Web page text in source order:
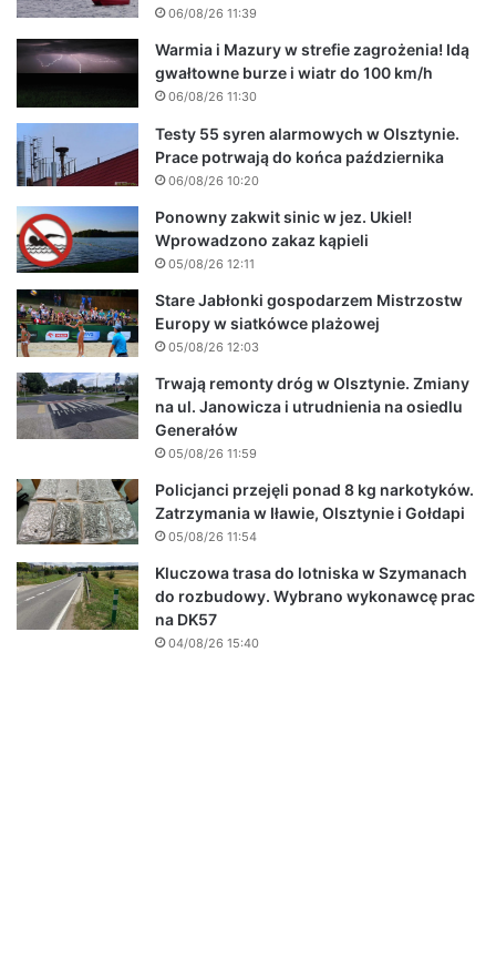
06/08/26 11:39
Warmia i Mazury w strefie zagrożenia! Idą
gwałtowne burze i wiatr do 100 km/h
06/08/26 11:30
Testy 55 syren alarmowych w Olsztynie.
Prace potrwają do końca października
06/08/26 10:20
Ponowny zakwit sinic w jez. Ukiel!
Wprowadzono zakaz kąpieli
05/08/26 12:11
Stare Jabłonki gospodarzem Mistrzostw
Europy w siatkówce plażowej
05/08/26 12:03
Trwają remonty dróg w Olsztynie. Zmiany
na ul. Janowicza i utrudnienia na osiedlu
Generałów
05/08/26 11:59
Policjanci przejęli ponad 8 kg narkotyków.
Zatrzymania w Iławie, Olsztynie i Gołdapi
05/08/26 11:54
Kluczowa trasa do lotniska w Szymanach
do rozbudowy. Wybrano wykonawcę prac
na DK57
04/08/26 15:40